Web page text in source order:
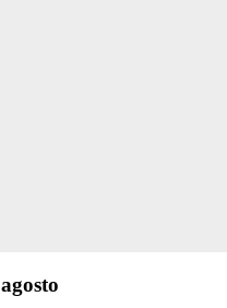
agosto